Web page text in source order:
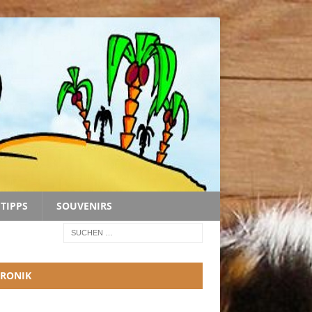
TIPPS SOUVENIRS